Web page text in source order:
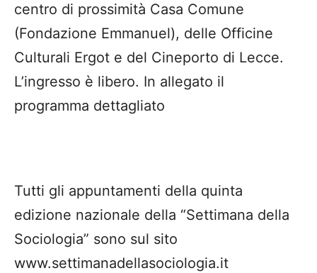
centro di prossimità Casa Comune
(Fondazione Emmanuel), delle Officine
Culturali Ergot e del Cineporto di Lecce.
L’ingresso è libero. In allegato il
programma dettagliato
Tutti gli appuntamenti della quinta
edizione nazionale della “Settimana della
Sociologia” sono sul sito
www.settimanadellasociologia.it